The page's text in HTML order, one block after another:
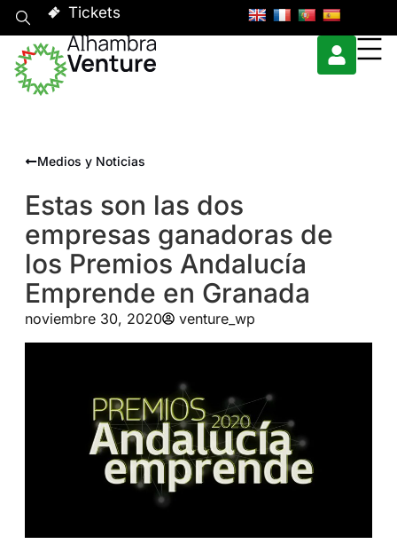
Tickets
Medios y Noticias
Estas son las dos
empresas ganadoras de
los Premios Andalucía
Emprende en Granada
noviembre 30, 2020 venture_wp